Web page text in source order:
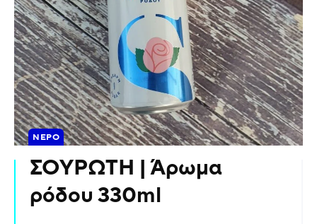
ΝΕΡΌ
ΣΟΥΡΩΤΗ | Άρωμα
ρόδου 330ml